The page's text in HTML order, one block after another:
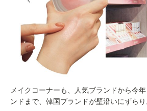
メイクコーナーも、人気ブランドから今
ンドまで、韓国ブランドが壁沿いにずらり